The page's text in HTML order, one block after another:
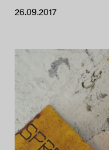
26.09.2017